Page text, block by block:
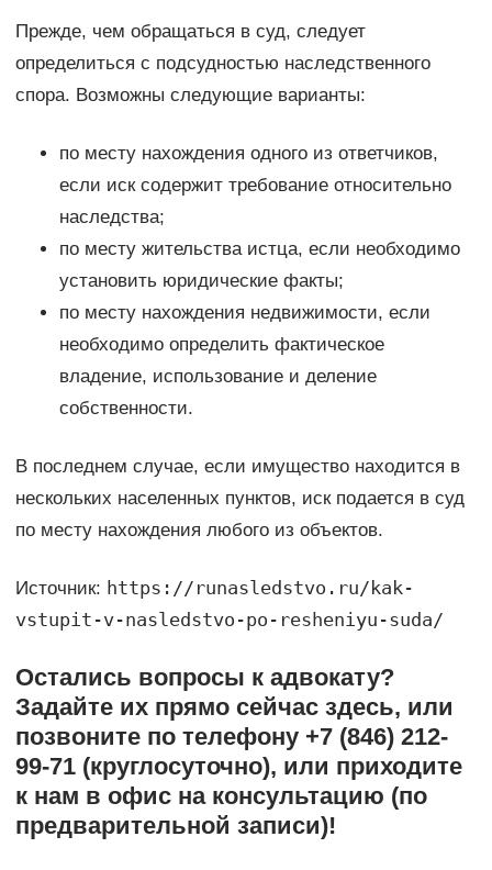
Прежде, чем обращаться в суд, следует
определиться с подсудностью наследственного
спора. Возможны следующие варианты:
по месту нахождения одного из ответчиков,
если иск содержит требование относительно
наследства;
по месту жительства истца, если необходимо
установить юридические факты;
по месту нахождения недвижимости, если
необходимо определить фактическое
владение, использование и деление
собственности.
В последнем случае, если имущество находится в
нескольких населенных пунктов, иск подается в суд
по месту нахождения любого из объектов.
Источник: https://runasledstvo.ru/kak-
vstupit-v-nasledstvo-po-resheniyu-suda/
Остались вопросы к адвокату?
Задайте их прямо сейчас здесь, или
позвоните по телефону +7 (846) 212-
99-71 (круглосуточно), или приходите
к нам в офис на консультацию (по
предварительной записи)!